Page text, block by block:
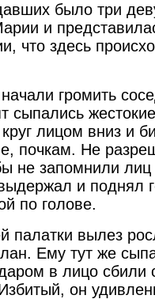
было три
и
что здесь
громить
сыпались
лицом вниз и
почкам. Не
не запомнили
и поднял
по голове.
палатки вылез
Ему тут же
в лицо сбили
он